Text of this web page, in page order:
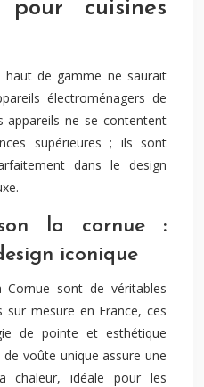
pour cuisines
haut de gamme ne saurait
électroménagers de
appareils ne se contentent
supérieures ; ils sont
dans le design
la cornue :
iconique
sont de véritables
sur mesure en France, ces
de pointe et esthétique
voûte unique assure une
chaleur, idéale pour les